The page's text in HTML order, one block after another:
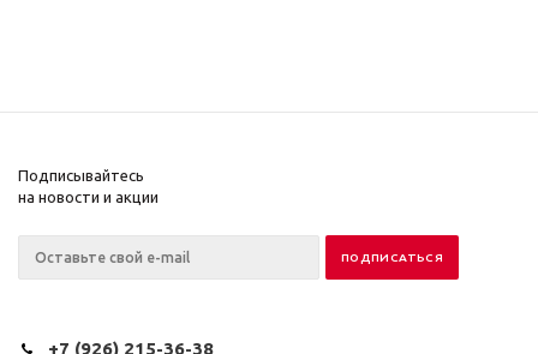
Подписывайтесь
на новости и акции
+7 (926) 215-36-38